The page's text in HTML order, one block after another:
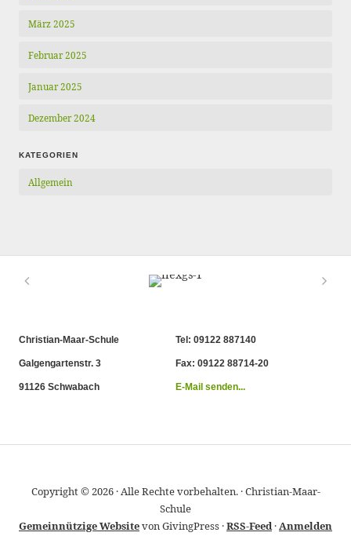
März 2025
Februar 2025
Januar 2025
Dezember 2024
KATEGORIEN
Allgemein
Christian-Maar-Schule
Galgengartenstr. 3
91126 Schwabach
Tel: 09122 887140
Fax: 09122 88714-20
E-Mail senden...
Copyright © 2026 · Alle Rechte vorbehalten. · Christian-Maar-
Schule
Gemeinnützige Websitevon GivingPress ·RSS-Feed·Anmelden